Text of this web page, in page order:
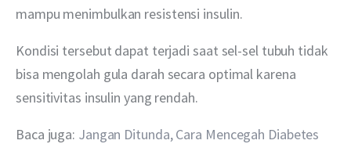
mampu menimbulkan resistensi insulin.
Kondisi tersebut dapat terjadi saat sel-sel tubuh tidak
bisa mengolah gula darah secara optimal karena
sensitivitas insulin yang rendah.
Baca juga: Jangan Ditunda, Cara Mencegah Diabetes